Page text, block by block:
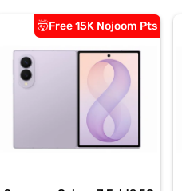
Free 15K Nojoom Pts🤯